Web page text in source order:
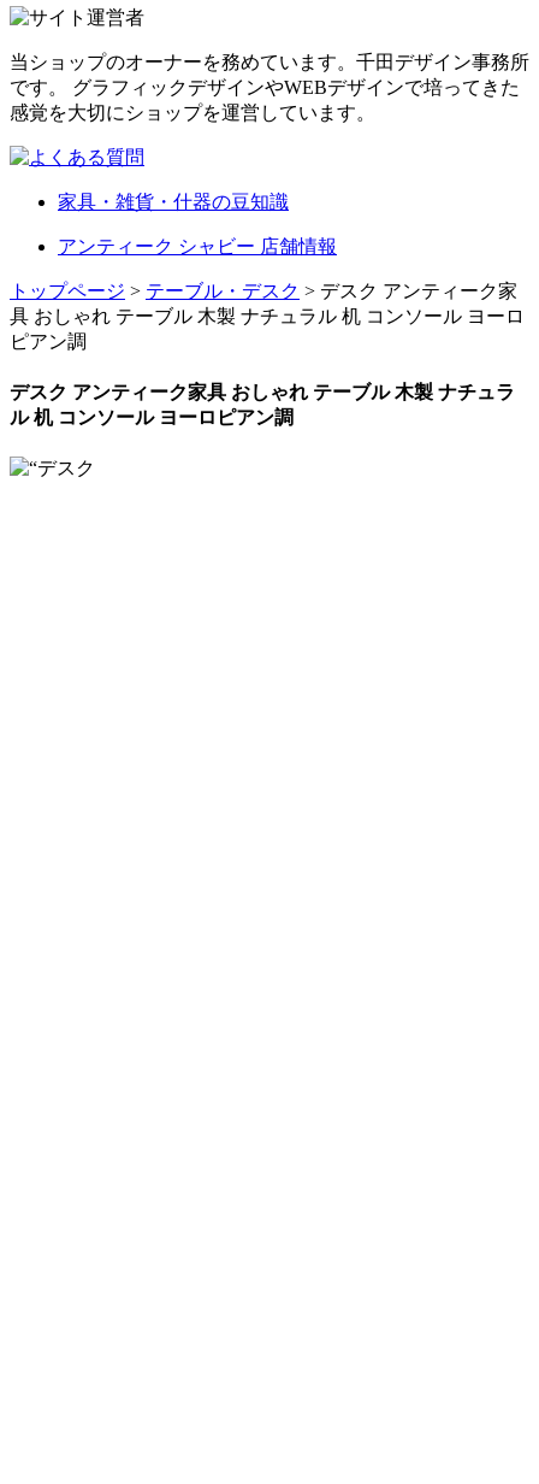
当ショップのオーナーを務めています。千田デザイン事務所
です。 グラフィックデザインやWEBデザインで培ってきた
感覚を大切にショップを運営しています。
家具・雑貨・什器の豆知識
アンティーク シャビー 店舗情報
トップページ > テーブル・デスク > デスク アンティーク家
具 おしゃれ テーブル 木製 ナチュラル 机 コンソール ヨーロ
ピアン調
デスク アンティーク家具 おしゃれ テーブル 木製 ナチュラ
ル 机 コンソール ヨーロピアン調